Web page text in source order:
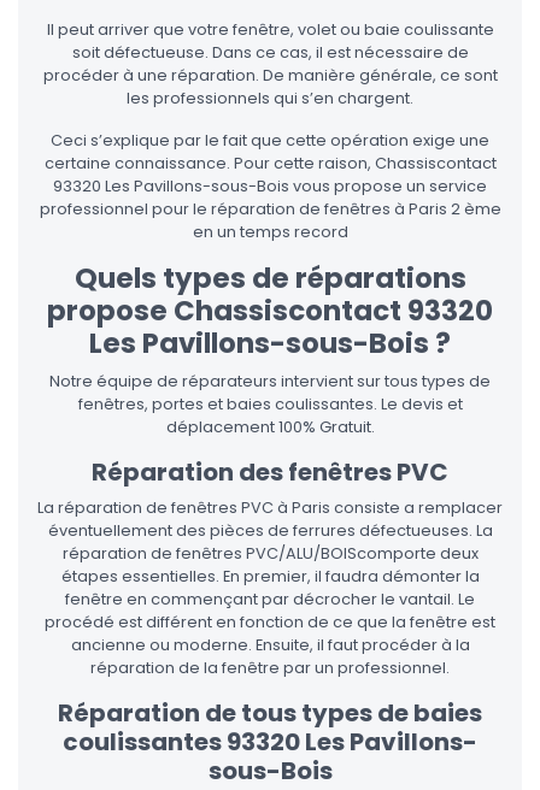
Il peut arriver que votre fenêtre, volet ou baie coulissante
soit défectueuse. Dans ce cas, il est nécessaire de
procéder à une réparation. De manière générale, ce sont
les professionnels qui s’en chargent.
Ceci s’explique par le fait que cette opération exige une
certaine connaissance. Pour cette raison, Chassiscontact
93320 Les Pavillons-sous-Bois vous propose un service
professionnel pour le réparation de fenêtres à Paris 2 ème
en un temps record
Quels types de réparations
propose Chassiscontact 93320
Les Pavillons-sous-Bois ?
Notre équipe de réparateurs intervient sur tous types de
fenêtres, portes et baies coulissantes. Le devis et
déplacement 100% Gratuit.
Réparation des fenêtres PVC
La réparation de fenêtres PVC à Paris consiste a remplacer
éventuellement des pièces de ferrures défectueuses. La
réparation de fenêtres PVC/ALU/BOIScomporte deux
étapes essentielles. En premier, il faudra démonter la
fenêtre en commençant par décrocher le vantail. Le
procédé est différent en fonction de ce que la fenêtre est
ancienne ou moderne. Ensuite, il faut procéder à la
réparation de la fenêtre par un professionnel.
Réparation de tous types de baies
coulissantes 93320 Les Pavillons-
sous-Bois